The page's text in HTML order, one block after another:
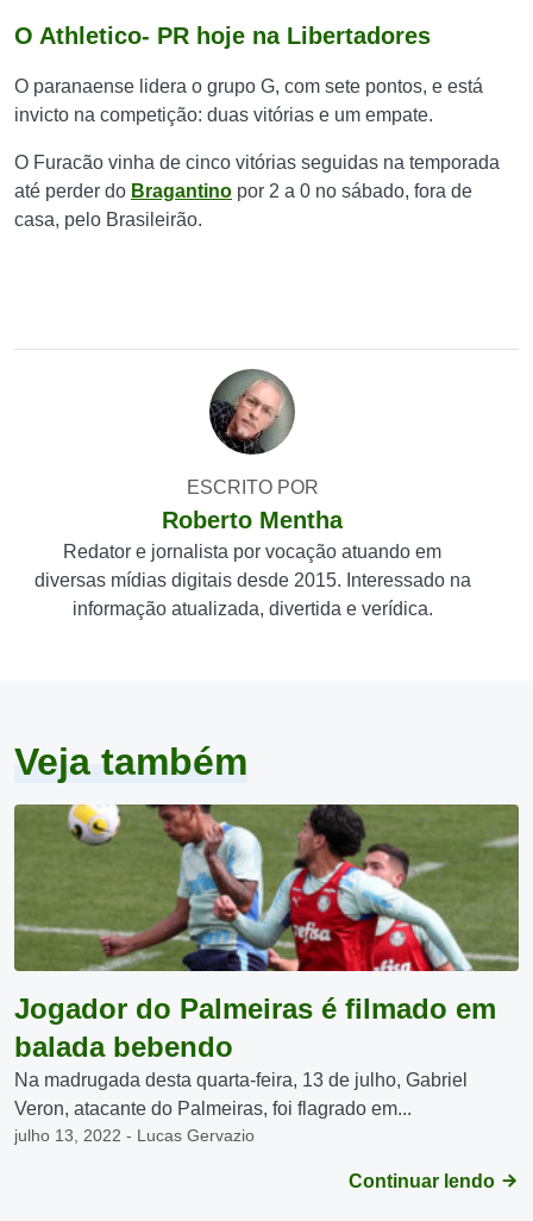
O Athletico- PR hoje na Libertadores
O paranaense lidera o grupo G, com sete pontos, e está
invicto na competição: duas vitórias e um empate.
O Furacão vinha de cinco vitórias seguidas na temporada
até perder do Bragantino por 2 a 0 no sábado, fora de
casa, pelo Brasileirão.
ESCRITO POR
Roberto Mentha
Redator e jornalista por vocação atuando em
diversas mídias digitais desde 2015. Interessado na
informação atualizada, divertida e verídica.
Veja também
Jogador do Palmeiras é filmado em
balada bebendo
Na madrugada desta quarta-feira, 13 de julho, Gabriel
Veron, atacante do Palmeiras, foi flagrado em...
julho 13, 2022 - Lucas Gervazio
Continuar lendo